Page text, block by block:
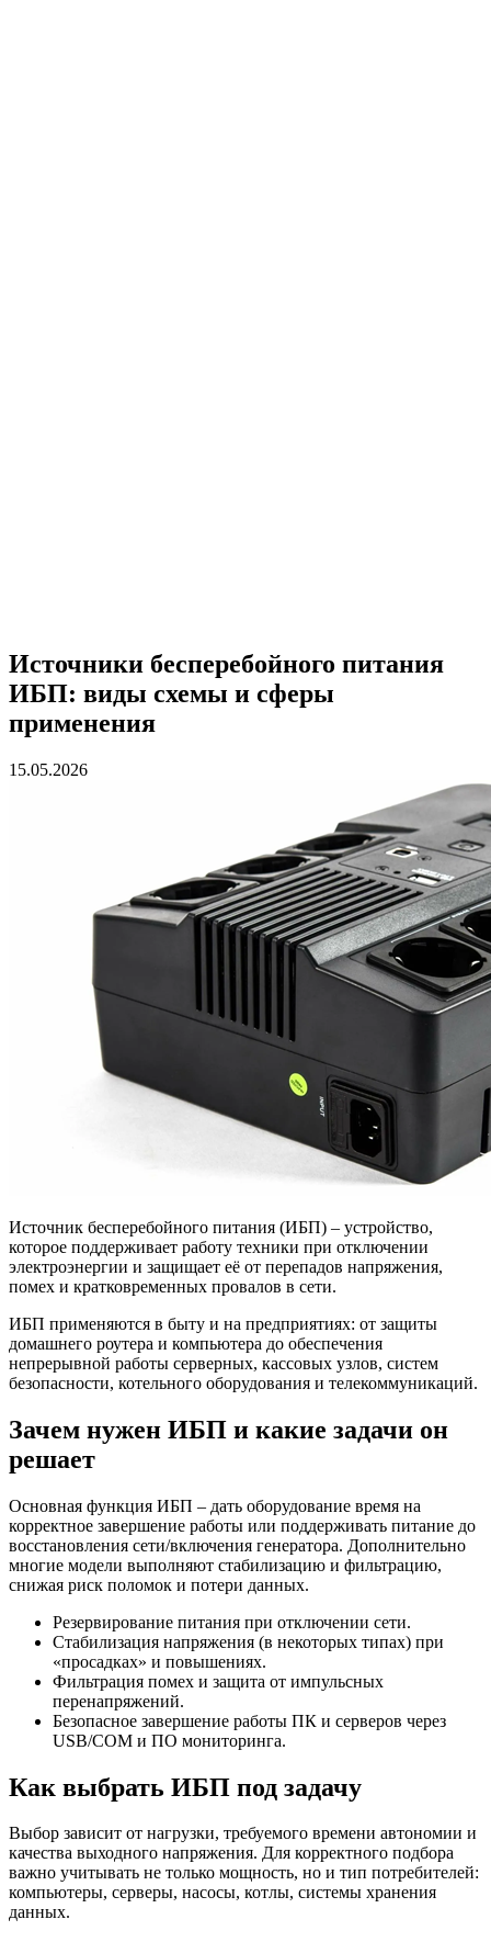
Источники бесперебойного питания
ИБП: виды схемы и сферы
применения
15.05.2026
Источник бесперебойного питания (ИБП) – устройство,
которое поддерживает работу техники при отключении
электроэнергии и защищает её от перепадов напряжения,
помех и кратковременных провалов в сети.
ИБП применяются в быту и на предприятиях: от защиты
домашнего роутера и компьютера до обеспечения
непрерывной работы серверных, кассовых узлов, систем
безопасности, котельного оборудования и телекоммуникаций.
Зачем нужен ИБП и какие задачи он
решает
Основная функция ИБП – дать оборудование время на
корректное завершение работы или поддерживать питание до
восстановления сети/включения генератора. Дополнительно
многие модели выполняют стабилизацию и фильтрацию,
снижая риск поломок и потери данных.
Резервирование питания при отключении сети.
Стабилизация напряжения (в некоторых типах) при
«просадках» и повышениях.
Фильтрация помех и защита от импульсных
перенапряжений.
Безопасное завершение работы ПК и серверов через
USB/COM и ПО мониторинга.
Как выбрать ИБП под задачу
Выбор зависит от нагрузки, требуемого времени автономии и
качества выходного напряжения. Для корректного подбора
важно учитывать не только мощность, но и тип потребителей:
компьютеры, серверы, насосы, котлы, системы хранения
данных.